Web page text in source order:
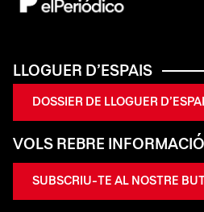
LLOGUER D’ESPAIS
DOSSIER DE LLOGUER
VOLS REBRE
SUBSCRIU-TE AL NOSTRE